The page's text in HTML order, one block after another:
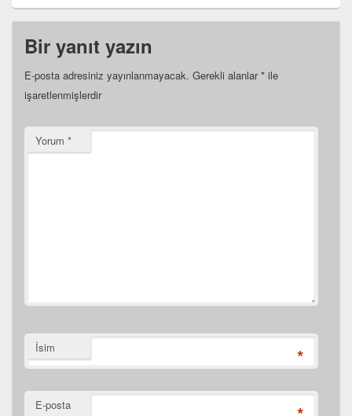
Bir yanıt yazın
E-posta adresiniz yayınlanmayacak. Gerekli alanlar* ile
işaretlenmişlerdir
Yorum *
İsim *
E-posta